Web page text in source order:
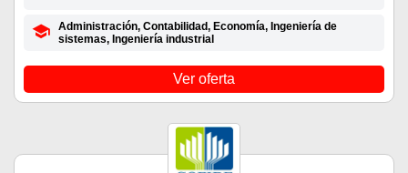
Administración, Contabilidad, Economía, Ingeniería de
sistemas, Ingeniería industrial
Ver oferta